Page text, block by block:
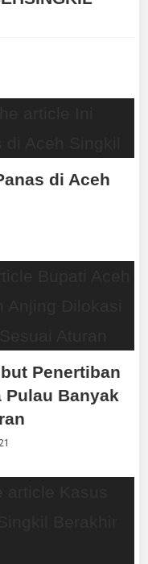
di Aceh
Penertiban
Banyak